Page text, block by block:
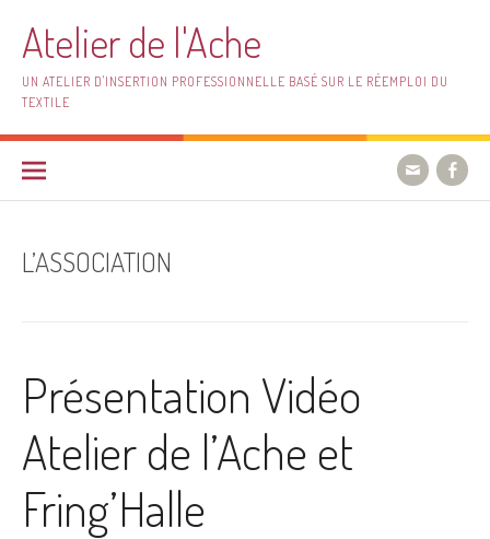
contenuAtelier de l'Ache
UN ATELIER D'INSERTION PROFESSIONNELLE BASÉ SUR LE RÉEMPLOI DU
TEXTILE
L’ASSOCIATION
Présentation Vidéo
Atelier de l’Ache et
Fring’Halle